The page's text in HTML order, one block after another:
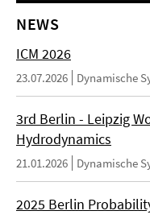
NEWS
ICM 2026
23.07.2026 Dynamische
3rd Berlin - Leipzig
Hydrodynamics
21.01.2026 Dynamische
2025 Berlin